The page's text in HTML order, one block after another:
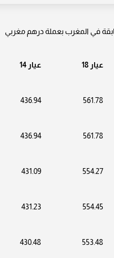
في المغرب بعملة درهم مغربي
عيار 18 عيار 14
561.78
436.94
561.78
436.94
554.27
431.09
554.45
431.23
553.48
430.48